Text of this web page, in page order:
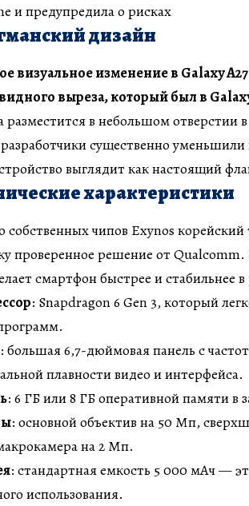
и предупредила о рисках
дизайн
визуальное изменение в Galaxy
выреза, который был в
разместится в небольшом отверстии
существенно
выглядит как настоящий
характеристики
собственных чипов Exynos корейский
проверенное решение от Qualcomm.
смартфон быстрее и стабильнее в
: Snapdragon 6 Gen 3, который
: большая 6,7-дюймовая панель с
плавности видео и интерфейса.
: 6 ГБ или 8 ГБ оперативной памяти в
: основной объектив на 50 Мп,
на 2 Мп.
: стандартная емкость 5 000 мАч —
использования.